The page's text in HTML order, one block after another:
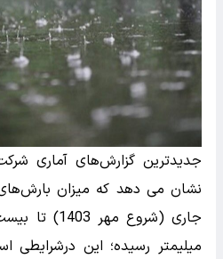
جدیدترین گزارش‌های آماری
نشان می دهد که میزان
میلیمتر رسیده؛ این